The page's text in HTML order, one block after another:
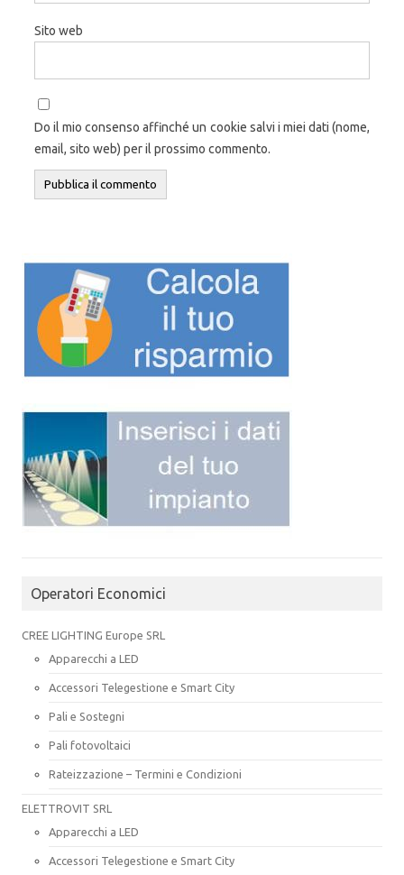
Sito web
Do il mio consenso affinché un cookie salvi i miei dati (nome,
email, sito web) per il prossimo commento.
Operatori Economici
CREE LIGHTING Europe SRL
Apparecchi a LED
Accessori Telegestione e Smart City
Pali e Sostegni
Pali fotovoltaici
Rateizzazione – Termini e Condizioni
ELETTROVIT SRL
Apparecchi a LED
Accessori Telegestione e Smart City